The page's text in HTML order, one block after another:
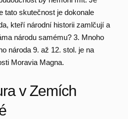
tato skutečnost je dokonale
kteří národní historii zamlčují a
národu samému? 3. Mnoho
národa 9. až 12. stol. je na
Moravia Magna.
v Zemích